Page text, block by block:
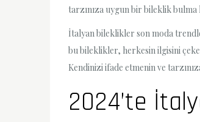
tarzınıza uygun bir bileklik
İtalyan bileklikler son moda
bu bileklikler, herkesin ilgisini
Kendinizi ifade etmenin ve
2024’te